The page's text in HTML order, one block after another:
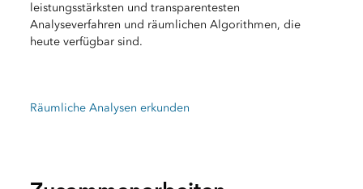
leistungsstärksten und transparentesten
Analyseverfahren und räumlichen Algorithmen, die
heute verfügbar sind.
Räumliche Analysen erkunden